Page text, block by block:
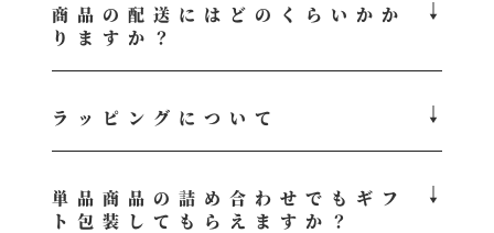
商品の配送にはどのくらいかか
りますか？
ラッピングについて
単品商品の詰め合わせでもギフ
ト包装してもらえますか？